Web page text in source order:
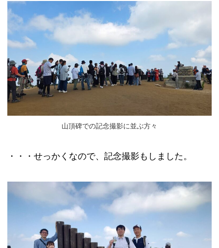
山頂碑での記念撮影に並ぶ方々
・・・せっかくなので、記念撮影もしました。